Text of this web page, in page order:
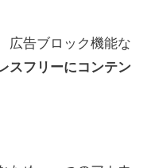
広告ブロック機能な
スフリーにコンテン